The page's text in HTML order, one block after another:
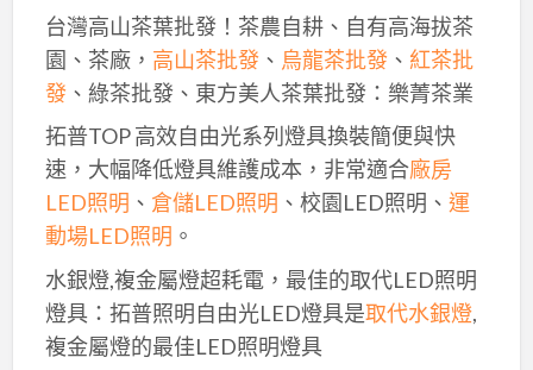
台灣高山茶葉批發！茶農自耕、自有高海拔茶
園、茶廠， 高山茶批發、 烏龍茶批發、 紅茶批
發、綠茶批發、東方美人茶葉批發：樂菁茶業
拓普TOP 高效自由光系列燈具換裝簡便與快
速，大幅降低燈具維護成本，非常適合廠房
LED照明 、 倉儲LED照明 、校園LED照明、 運
動場LED照明 。
水銀燈,複金屬燈超耗電，最佳的取代LED照明
燈具：拓普照明自由光LED燈具是取代水銀燈,
複金屬燈的最佳LED照明燈具